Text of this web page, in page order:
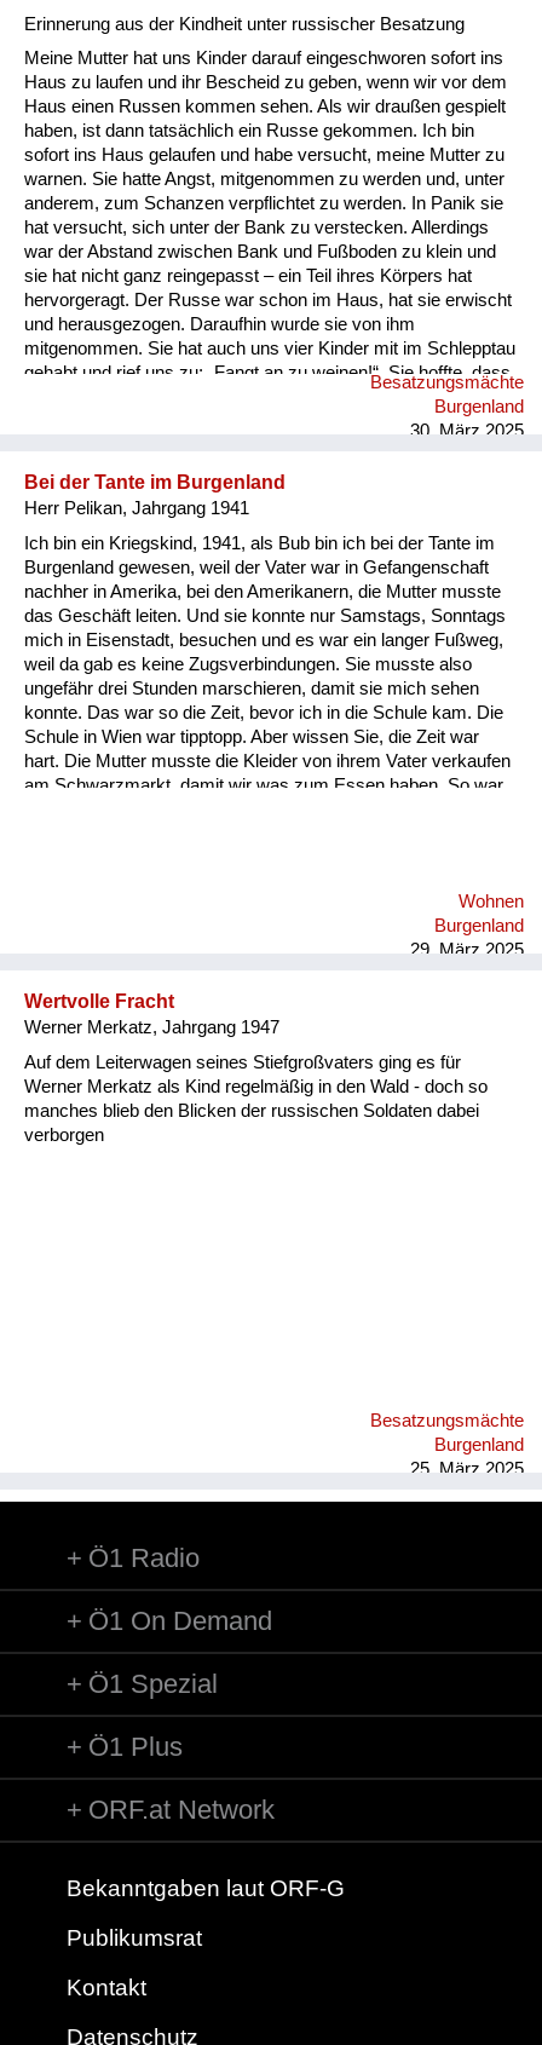
Erinnerung aus der Kindheit unter russischer Besatzung
Meine Mutter hat uns Kinder darauf eingeschworen sofort ins
Haus zu laufen und ihr Bescheid zu geben, wenn wir vor dem
Haus einen Russen kommen sehen. Als wir draußen gespielt
haben, ist dann tatsächlich ein Russe gekommen. Ich bin
sofort ins Haus gelaufen und habe versucht, meine Mutter zu
warnen. Sie hatte Angst, mitgenommen zu werden und, unter
anderem, zum Schanzen verpflichtet zu werden. In Panik sie
hat versucht, sich unter der Bank zu verstecken. Allerdings
war der Abstand zwischen Bank und Fußboden zu klein und
sie hat nicht ganz reingepasst – ein Teil ihres Körpers hat
hervorgeragt. Der Russe war schon im Haus, hat sie erwischt
und herausgezogen. Daraufhin wurde sie von ihm
mitgenommen. Sie hat auch uns vier Kinder mit im Schlepptau
gehabt und rief uns zu: „Fangt an zu weinen!“. Sie hoffte, dass
wir damit Mitleid erregen könnten. Wir folgten ihr, aber einer
meiner Brüder war widerspenstig – er hat sich geweigert zu
Besatzungsmächte
Burgenland
30. März 2025
Bei der Tante im Burgenland
Herr Pelikan, Jahrgang 1941
Ich bin ein Kriegskind, 1941, als Bub bin ich bei der Tante im
Burgenland gewesen, weil der Vater war in Gefangenschaft
nachher in Amerika, bei den Amerikanern, die Mutter musste
das Geschäft leiten. Und sie konnte nur Samstags, Sonntags
mich in Eisenstadt, besuchen und es war ein langer Fußweg,
weil da gab es keine Zugsverbindungen. Sie musste also
ungefähr drei Stunden marschieren, damit sie mich sehen
konnte. Das war so die Zeit, bevor ich in die Schule kam. Die
Schule in Wien war tipptopp. Aber wissen Sie, die Zeit war
hart. Die Mutter musste die Kleider von ihrem Vater verkaufen
am Schwarzmarkt, damit wir was zum Essen haben. So war
Dann ging die Schule los und da war noch nichts. Die Mutter
musste noch Kleider verkaufen. Das weiß ich noch ...
Wohnen
Burgenland
29. März 2025
Wertvolle Fracht
Werner Merkatz, Jahrgang 1947
Auf dem Leiterwagen seines Stiefgroßvaters ging es für
Werner Merkatz als Kind regelmäßig in den Wald - doch so
manches blieb den Blicken der russischen Soldaten dabei
verborgen
Besatzungsmächte
Burgenland
25. März 2025
Ö1 Radio
Ö1 On Demand
Ö1 Spezial
Ö1 Plus
ORF.at Network
Bekanntgaben laut ORF-G
Publikumsrat
Kontakt
Datenschutz